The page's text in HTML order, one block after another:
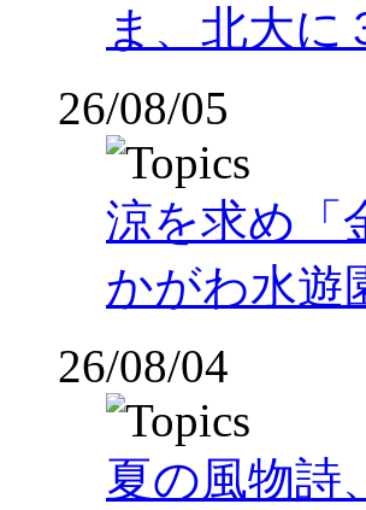
ま、北大に
26/08/05
涼を求め「
かがわ水遊
26/08/04
夏の風物